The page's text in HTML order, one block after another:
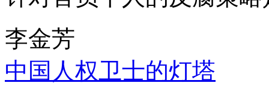
李金芳
中国人权卫士的灯塔